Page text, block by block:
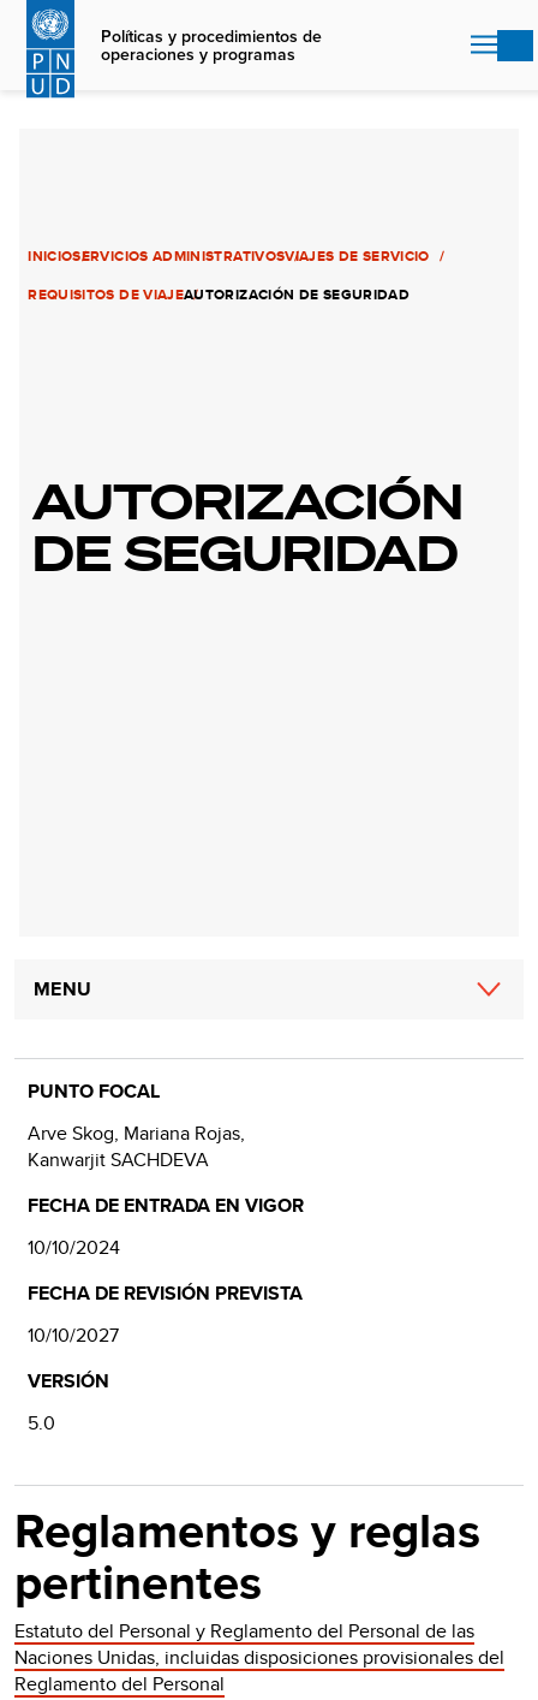
Skip
main
content
Políticas y procedimientos de
operaciones y programas
INICIOSERVICIOS ADMINISTRATIVOSVIAJES DE SERVICIO
REQUISITOS DE VIAJEAUTORIZACIÓN DE SEGURIDAD
AUTORIZACIÓN
DE SEGURIDAD
Main
MENU
PUNTO FOCAL
Arve Skog, Mariana Rojas,
Kanwarjit SACHDEVA
FECHA DE ENTRADA EN VIGOR
10/10/2024
FECHA DE REVISIÓN PREVISTA
10/10/2027
VERSIÓN
5.0
Reglamentos y reglas
pertinentes
Estatuto del Personal y Reglamento del Personal de las
Naciones Unidas, incluidas disposiciones provisionales del
Reglamento del Personal